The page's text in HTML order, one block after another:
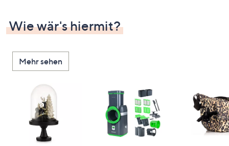
Wie wär's hiermit?
Mehr sehen